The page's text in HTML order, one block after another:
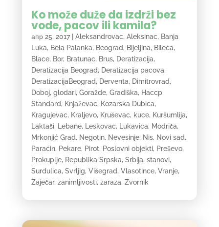
Ko može duže da izdrži bez
vode, pacov ili kamila?
апр 25, 2017| Aleksandrovac, Aleksinac, Banja
Luka, Bela Palanka, Beograd, Bijeljina, Bileća,
Blace, Bor, Bratunac, Brus, Deratizacija,
Deratizacija Beograd, Deratizacija pacova,
DeratizacijaBeograd, Derventa, Dimitrovrad,
Doboj, glodari, Goražde, Gradiška, Haccp
Standard, Knjaževac, Kozarska Dubica,
Kragujevac, Kraljevo, Kruševac, kuce, Kuršumlija,
Laktaši, Lebane, Leskovac, Lukavica, Modriča,
Mrkonjić Grad, Negotin, Nevesinje, Nis, Novi sad,
Paraćin, Pekare, Pirot, Poslovni objekti, Preševo,
Prokuplje, Republika Srpska, Srbija, stanovi,
Surdulica, Svrljig, Višegrad, Vlasotince, Vranje,
Zaječar, zanimljivosti, zaraza, Zvornik